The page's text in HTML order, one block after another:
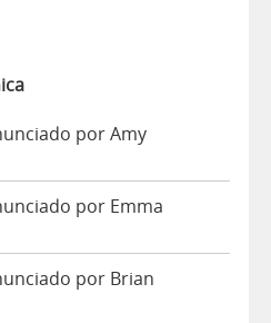
por Amy
por Emma
por Brian